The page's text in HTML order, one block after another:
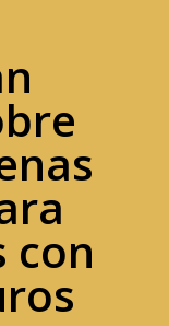
con